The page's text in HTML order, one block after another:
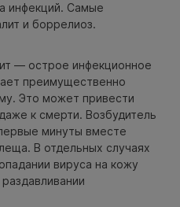
инфекций. Самые
и боррелиоз.
— острое инфекционное
преимущественно
Это может привести
к смерти. Возбудитель
минуты вместе
В отдельных случаях
вируса на кожу